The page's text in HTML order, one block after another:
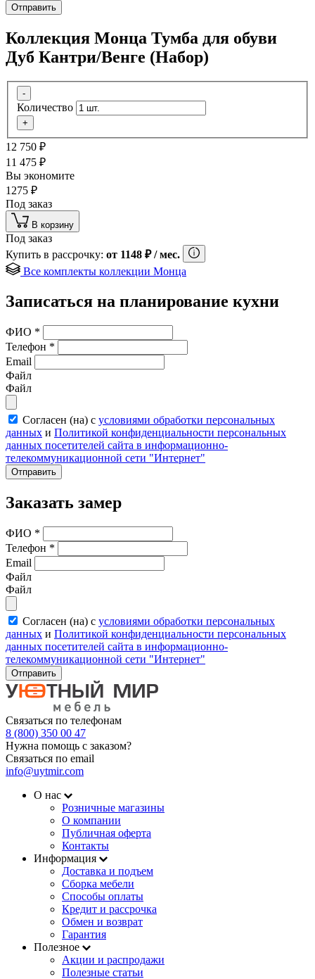
Отправить
Коллекция Монца Тумба для обуви
Дуб Кантри/Венге (Набор)
-
Количество
+
12 750 ₽
11 475 ₽
Вы экономите
1275 ₽
Под заказ
В корзину
Под заказ
Купить в рассрочку: от 1148 ₽/ мес.
Все комплекты коллекции Монца
Записаться на планирование кухни
ФИО *
Телефон *
Email
Файл
Файл
Согласен (на) с условиями обработки персональных
данных и Политикой конфиденциальности персональных
данных посетителей сайта в информационно-
телекоммуникационной сети "Интернет"
Отправить
Заказать замер
ФИО *
Телефон *
Email
Файл
Файл
Согласен (на) с условиями обработки персональных
данных и Политикой конфиденциальности персональных
данных посетителей сайта в информационно-
телекоммуникационной сети "Интернет"
Отправить
Связаться по телефонам
8 (800) 350 00 47
Нужна помощь с заказом?
Связаться по email
info@uytmir.com
О нас
Розничные магазины
О компании
Публичная оферта
Контакты
Информация
Доставка и подъем
Сборка мебели
Способы оплаты
Кредит и рассрочка
Обмен и возврат
Гарантия
Полезное
Акции и распродажи
Полезные статьи